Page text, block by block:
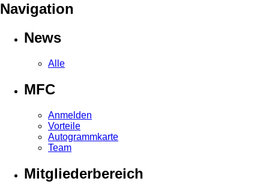
Navigation
News
Alle
MFC
Anmelden
Vorteile
Autogrammkarte
Team
Mitgliederbereich